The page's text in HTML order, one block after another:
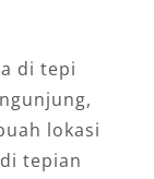
di tepi
lokasi
tepian